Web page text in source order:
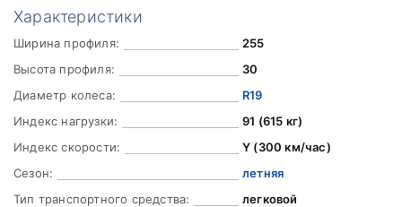
Характеристики
Ширина профиля:
255
Высота профиля:
30
Диаметр колеса:
R19
Индекс нагрузки:
91 (615 кг)
Индекс скорости:
Y (300 км/час)
Сезон:
летняя
Тип транспортного средства:
легковой